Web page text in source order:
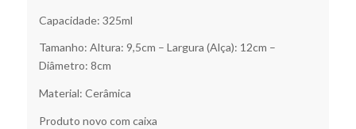
Capacidade: 325ml
Tamanho: Altura: 9,5cm – Largura (Alça): 12cm –
Diâmetro: 8cm
Material: Cerâmica
Produto novo com caixa